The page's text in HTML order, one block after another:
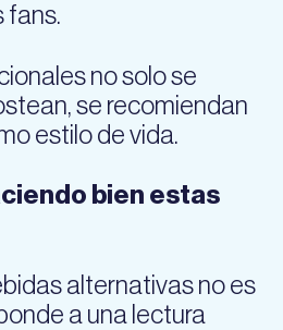
fans.
no solo se
se recomiendan
estilo de vida.
bien estas
alternativas no es
a una lectura